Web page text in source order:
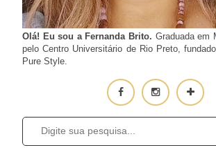
Olá! Eu sou a Fernanda Brito. Graduada em
pelo Centro Universitário de Rio Preto,
Pure Style.